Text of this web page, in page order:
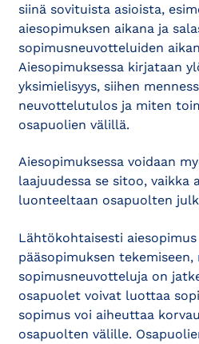
siinä sovituista asioista,
aiesopimuksen aikana ja
sopimusneuvotteluiden
Aiesopimuksessa kirjataan
yksimielisyys, siihen
neuvottelutulos ja miten
osapuolien välillä.
Aiesopimuksessa voidaan
laajuudessa se sitoo, vaikka
luonteeltaan osapuolten
Lähtökohtaisesti
pääsopimuksen
sopimusneuvotteluja on
osapuolet voivat luottaa
sopimus voi aiheuttaa
osapuolten välille.